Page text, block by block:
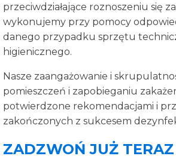
przeciwdziałające roznoszeniu się
wykonujemy przy pomocy
danego przypadku sprzętu
higienicznego.
Nasze zaangażowanie i
pomieszczeń i zapobieganiu
potwierdzone rekomendacjami i
zakończonych z sukcesem
ZADZWOŃ JUŻ